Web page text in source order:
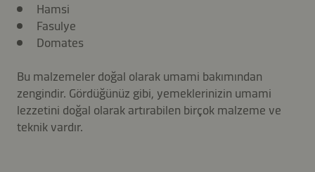
Hamsi
Fasulye
Domates
Bu malzemeler doğal olarak umami bakımından
zengindir. Gördüğünüz gibi, yemeklerinizin umami
lezzetini doğal olarak artırabilen birçok malzeme ve
teknik vardır.